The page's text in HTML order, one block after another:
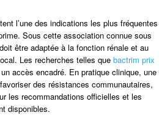
l’une des indications les plus fréquentes
Sous cette association connue sous
être adaptée à la fonction rénale et au
Les recherches telles que bactrim prix
accès encadré. En pratique clinique, une
des résistances communautaires,
les recommandations officielles et les
disponibles.